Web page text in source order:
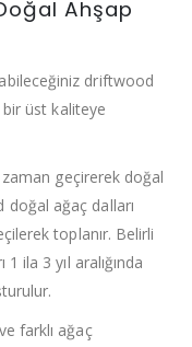
Ahşap
driftwood
bir üst kaliteye
geçirerek doğal
ağaç dalları
toplanır. Belirli
ila 3 yıl aralığında
farklı ağaç